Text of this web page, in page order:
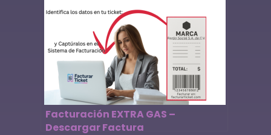
Facturación EXTRA GAS –
Descargar Factura